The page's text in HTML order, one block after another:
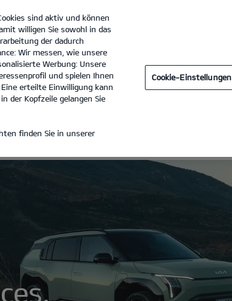
e.K. Tel. :04721 - 72190
sind aktiv und können
willigen Sie sowohl in das
der dadurch
Wir messen, wie unsere
Werbung: Unsere
und spielen Ihnen
erteilte Einwilligung kann
der Kopfzeile gelangen Sie
finden Sie in unserer
Cookie-Einstellungen